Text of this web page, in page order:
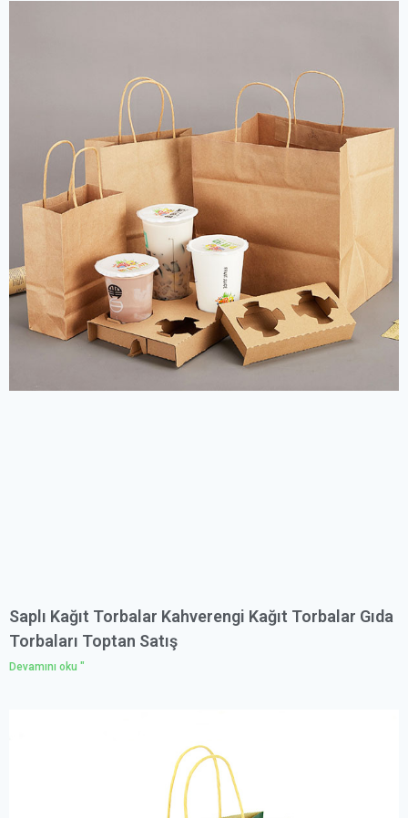
Saplı Kağıt Torbalar Kahverengi Kağıt Torbalar Gıda
Torbaları Toptan Satış
Devamını oku "